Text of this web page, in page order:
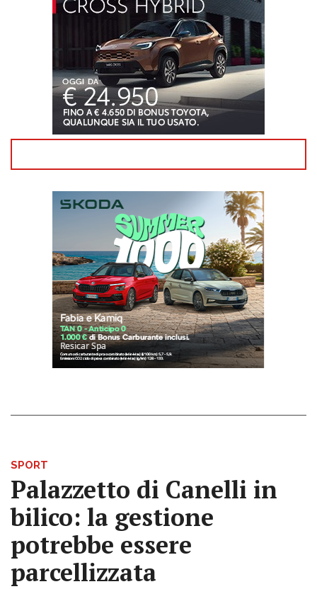
SPORT
Palazzetto di Canelli in
bilico: la gestione
potrebbe essere
parcellizzata